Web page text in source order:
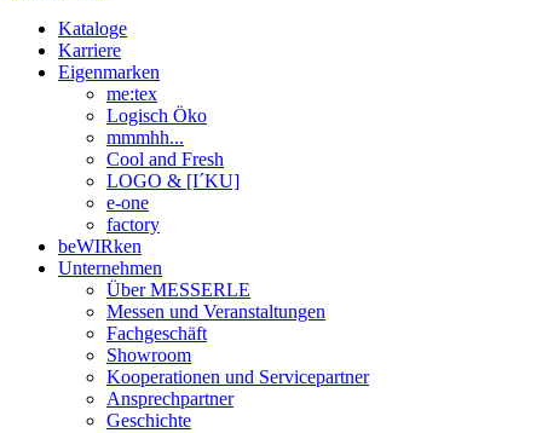
Kataloge
Karriere
Eigenmarken
me:tex
Logisch Öko
mmmhh...
Cool and Fresh
LOGO & [I´KU]
e-one
factory
beWIRken
Unternehmen
Über MESSERLE
Messen und Veranstaltungen
Fachgeschäft
Showroom
Kooperationen und Servicepartner
Ansprechpartner
Geschichte